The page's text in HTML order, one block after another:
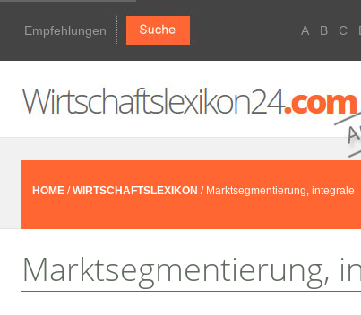
Empfehlungen A B C
HOME /WIRTSCHAFTSLEXIKON / Marktsegmentierung, integrale
Marktsegmentierung,